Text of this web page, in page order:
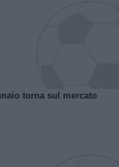
torna sul mercato